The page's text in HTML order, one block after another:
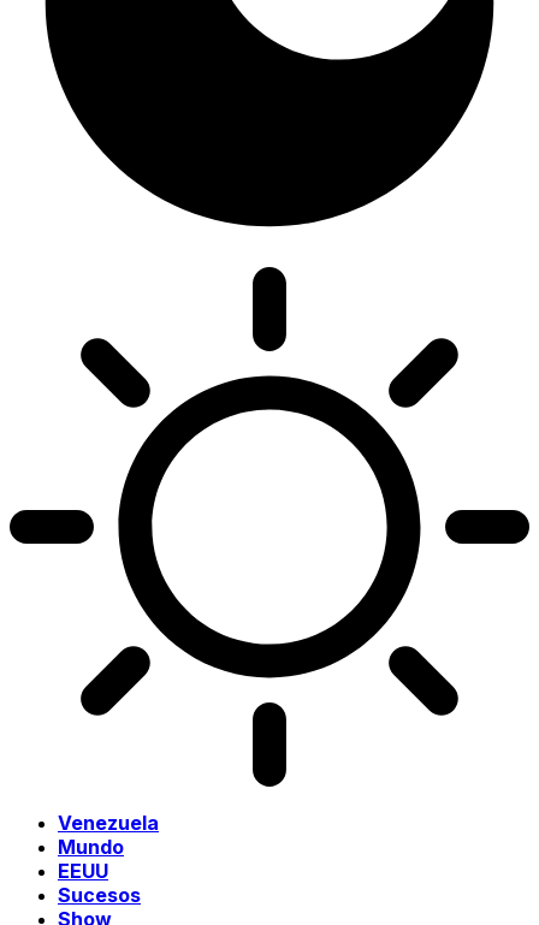
Venezuela
Mundo
EEUU
Sucesos
Show